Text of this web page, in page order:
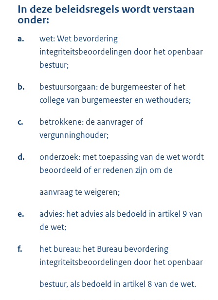
In deze beleidsregels wordt verstaan
onder:
a.
wet: Wet bevordering
integriteitsbeoordelingen door het openbaar
bestuur;
b.
bestuursorgaan: de burgemeester of het
college van burgemeester en wethouders;
c.
betrokkene: de aanvrager of
vergunninghouder;
d.
onderzoek: met toepassing van de wet wordt
beoordeeld of er redenen zijn om de
aanvraag te weigeren;
e.
advies: het advies als bedoeld in artikel 9 van
de wet;
f.
het bureau: het Bureau bevordering
integriteitsbeoordelingen door het openbaar
bestuur, als bedoeld in artikel 8 van de wet.